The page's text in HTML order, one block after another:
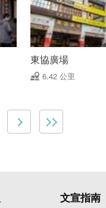
東協廣場
6.42 公里
文宣指南